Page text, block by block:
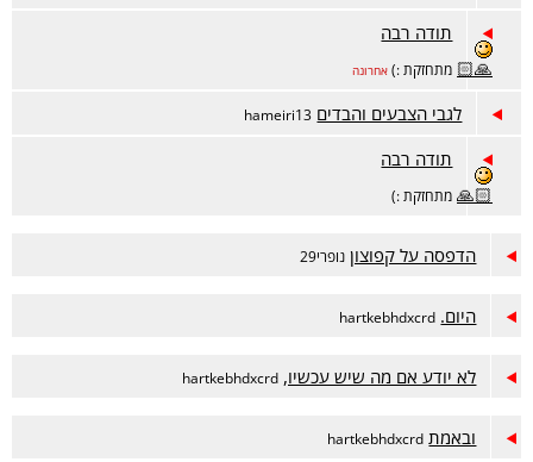
תודה רבה
🙏🏻 מתחזקת :) אחרונה
לגבי הצבעים והבדים hameiri13
תודה רבה
🙏🏻 מתחזקת :)
הדפסה על קפוצון נופרי29
היום. hartkebhdxcrd
לא יודע אם מה שיש עכשיו, hartkebhdxcrd
ובאמת hartkebhdxcrd